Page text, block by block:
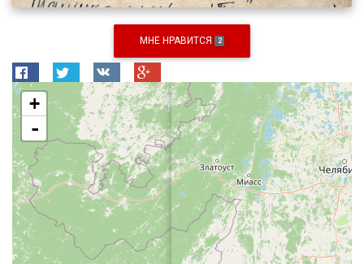
МНЕ НРАВИТСЯ 2
+
-